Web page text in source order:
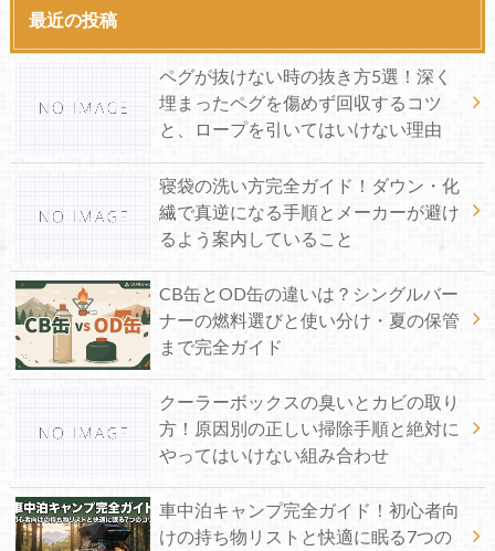
最近の投稿
ペグが抜けない時の抜き方5選！深く
埋まったペグを傷めず回収するコツ
と、ロープを引いてはいけない理由
寝袋の洗い方完全ガイド！ダウン・化
繊で真逆になる手順とメーカーが避け
るよう案内していること
CB缶とOD缶の違いは？シングルバー
ナーの燃料選びと使い分け・夏の保管
まで完全ガイド
クーラーボックスの臭いとカビの取り
方！原因別の正しい掃除手順と絶対に
やってはいけない組み合わせ
車中泊キャンプ完全ガイド！初心者向
けの持ち物リストと快適に眠る7つの